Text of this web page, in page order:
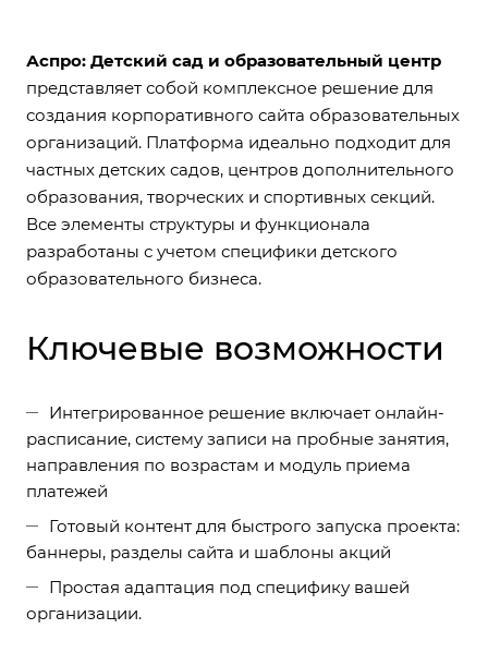
Аспро: Детский сад и образовательный центр
представляет собой комплексное решение для
создания корпоративного сайта образовательных
организаций. Платформа идеально подходит для
частных детских садов, центров дополнительного
образования, творческих и спортивных секций.
Все элементы структуры и функционала
разработаны с учетом специфики детского
образовательного бизнеса.
Ключевые возможности
Интегрированное решение включает онлайн-
расписание, систему записи на пробные занятия,
направления по возрастам и модуль приема
платежей
Готовый контент для быстрого запуска проекта:
баннеры, разделы сайта и шаблоны акций
Простая адаптация под специфику вашей
организации.